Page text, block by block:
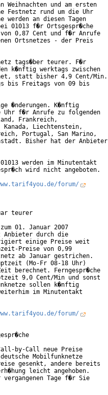
Weihnachten und am ersten
Festnetz rund um die Uhr
werden an diesen Tagen
01013 f�r Ortsgespr�che
0,87 Cent und f�r Anrufe
Ortsnetzes - der Preis
tags�ber teurer. F�r
k�nftig werktags zwischen
statt bisher 4,9 Cent/Min.
bis Freitags von 09 bis
�nderungen. K�nftig
Uhr f�r Anrufe zu folgenden
Frankreich,
Liechtenstein,
Portugal, San Marino,
Bisher hat der Anbieter
werden im Minutentakt
wird nicht angeboten.
forum/
teurer
01. Januar 2007
Anbieter durch die
einige Preise weit
Preise von 0,99
ab Januar gestrichen.
(Mo-Fr 08-18 Uhr)
berechnet. Ferngespr�che
9,0 Cent/Min und sonst
sollen k�nftig
im Minutentakt
forum/
by-Call neue Preise
Mobilfunknetze
gesenkt, andere bereits
leicht angehoben.
Tage f�r Sie